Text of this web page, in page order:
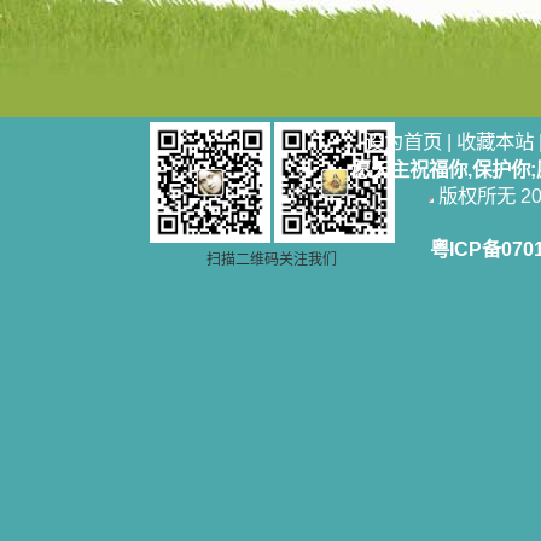
扫描二维码关注我们
设为首页 | 收藏本站
愿天主祝福你,保护你
版权所无
粤ICP备